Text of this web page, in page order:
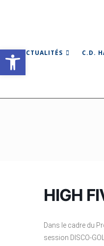
ACTUALITÉS C.D.
HIGH
Dans le cadre du
session DISCO-
Ouvrir la